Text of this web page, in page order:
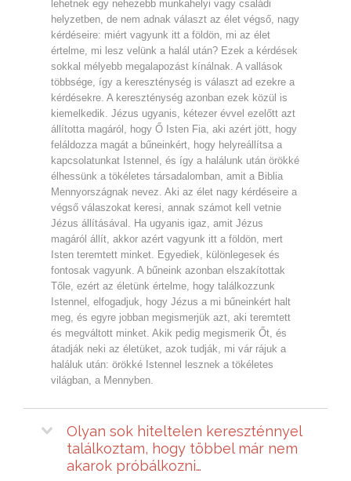
lehetnek egy nehezebb munkahelyi vagy családi
helyzetben, de nem adnak választ az élet végső, nagy
kérdéseire: miért vagyunk itt a földön, mi az élet
értelme, mi lesz velünk a halál után? Ezek a kérdések
sokkal mélyebb megalapozást kínálnak. A vallások
többsége, így a kereszténység is választ ad ezekre a
kérdésekre. A kereszténység azonban ezek közül is
kiemelkedik. Jézus ugyanis, kétezer évvel ezelőtt azt
állította magáról, hogy Ő Isten Fia, aki azért jött, hogy
feláldozza magát a bűneinkért, hogy helyreállítsa a
kapcsolatunkat Istennel, és így a halálunk után örökké
élhessünk a tökéletes társadalomban, amit a Biblia
Mennyországnak nevez. Aki az élet nagy kérdéseire a
végső válaszokat keresi, annak számot kell vetnie
Jézus állításával. Ha ugyanis igaz, amit Jézus
magáról állít, akkor azért vagyunk itt a földön, mert
Isten teremtett minket. Egyediek, különlegesek és
fontosak vagyunk. A bűneink azonban elszakítottak
Tőle, ezért az életünk értelme, hogy találkozzunk
Istennel, elfogadjuk, hogy Jézus a mi bűneinkért halt
meg, és egyre jobban megismerjük azt, aki teremtett
és megváltott minket. Akik pedig megismerik Őt, és
átadják neki az életüket, azok tudják, mi vár rájuk a
haláluk után: örökké Istennel lesznek a tökéletes
világban, a Mennyben.
Olyan sok hiteltelen kereszténnyel
találkoztam, hogy többel már nem
akarok próbálkozni…